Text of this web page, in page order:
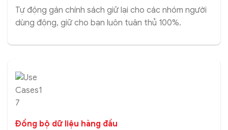
Tự động gán chính sách giữ lại cho các nhóm người
dùng động, giữ cho bạn luôn tuân thủ 100%.
Đồng bộ dữ liệu hàng đầu